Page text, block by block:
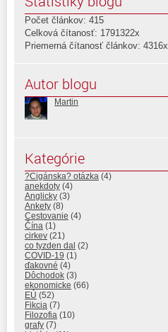
Počet článkov: 415
Celková čítanosť: 1791322x
Priemerná čítanosť článkov: 4316x
Autor blogu
Martin
Kategórie
?Cigánska? otázka (4)
anekdoty (4)
Anglicky (3)
Ankety (8)
Cestovanie (4)
Čína (1)
cirkev (21)
co tyzden dal (2)
COVID-19 (1)
ďakovné (4)
Dôchodok (3)
ekonomicke (66)
EÚ (52)
Fikcia (7)
Filozofia (10)
grafy (7)